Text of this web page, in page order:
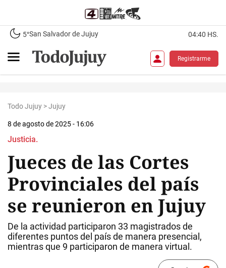
5°San Salvador de Jujuy 04:40 HS.
Registrarme
Todo Jujuy >Jujuy
8 de agosto de 2025 - 16:06
Justicia.
Jueces de las Cortes
Provinciales del país
se reunieron en Jujuy
De la actividad participaron 33 magistrados de
diferentes puntos del país de manera presencial,
mientras que 9 participaron de manera virtual.